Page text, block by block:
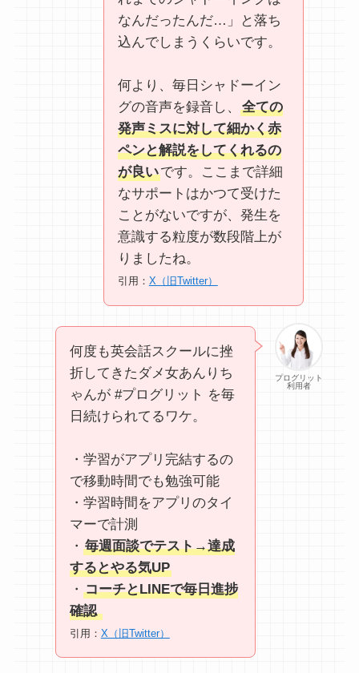
なんだったんだ…」と落ち
込んでしまうくらいです。
何より、毎日シャドーイン
グの音声を録音し、
全ての
発声ミスに対して細かく赤
ペンと解説をしてくれるの
が良いです。ここまで詳細
なサポートはかつて受けた
ことがないですが、発生を
意識する粒度が数段階上が
りましたね。
引用： X（旧Twitter）
プログリット
利用者
何度も英会話スクールに挫
折してきたダメ女あんりち
ゃんが #プログリット を毎
日続けられてるワケ。
・学習がアプリ完結するの
で移動時間でも勉強可能
・学習時間をアプリのタイ
マーで計測
・ 毎週面談でテスト→達成
するとやる気UP
・ コーチとLINEで毎日進捗
確認
引用： X（旧Twitter）